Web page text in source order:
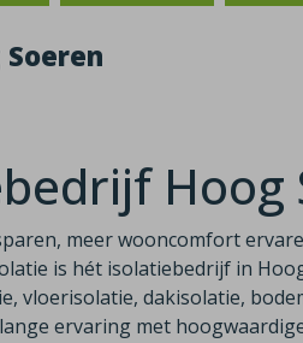
Soeren
Hoog
meer wooncomfort
is hét isolatiebedrijf in
vloerisolatie, dakisolatie,
ervaring met